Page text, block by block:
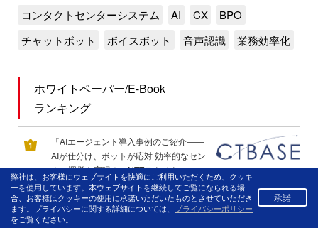
コンタクトセンターシステム
AI CX
BPO
チャットボット
ボイスボット 音声認識 業務効率化
ホワイトペーパー/E-Book
ランキング
「AIエージェント導入事例のご紹介――
AIが仕分け、ボットが応対 効率的なセン
ター運営を実現！」NTTテクノクロス
AIエージェント化「重点課題」へのシス
コシステムズの回答／ シスコシステム
弊社は、お客様にウェブサイトを快適にご利用いただくため、クッキ
ーを使用しています。本ウェブサイトを継続してご覧になられる場
合、お客様はクッキーの使用に承諾いただいたものとさせていただき
ます。プライバシーに関する詳細については、 プライバシーポリシー
をご覧ください。
承諾